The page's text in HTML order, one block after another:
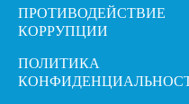
ПРОТИВОДЕЙСТВИЕ
КОРРУПЦИИ
ПОЛИТИКА